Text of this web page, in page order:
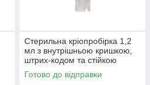
Стерильна кріопробірка 1,2
мл з внутрішньою кришкою,
штрих-кодом та стійкою
базою (50 шт/пак)
Готово до відправки